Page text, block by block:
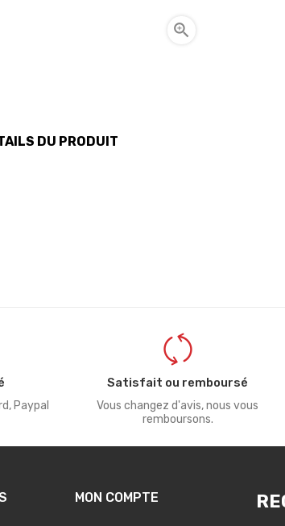

DU PRODUIT
Paypal
Satisfait ou remboursé
Vous changez d'avis, nous vous
remboursons.
MON COMPTE